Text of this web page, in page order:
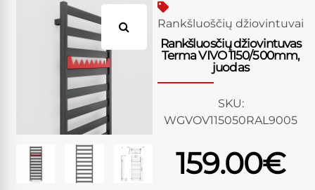
Rankšluoščių džiovintuvai
Rankšluosčių džiovintuvas
Terma VIVO 1150/500mm,
juodas
SKU:
WGVOV115050RAL9005
159.00€